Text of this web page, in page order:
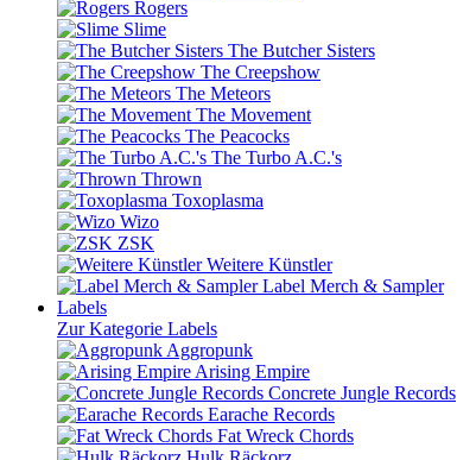
Rogers
Slime
The Butcher Sisters
The Creepshow
The Meteors
The Movement
The Peacocks
The Turbo A.C.'s
Thrown
Toxoplasma
Wizo
ZSK
Weitere Künstler
Label Merch & Sampler
Labels
Zur Kategorie Labels
Aggropunk
Arising Empire
Concrete Jungle Records
Earache Records
Fat Wreck Chords